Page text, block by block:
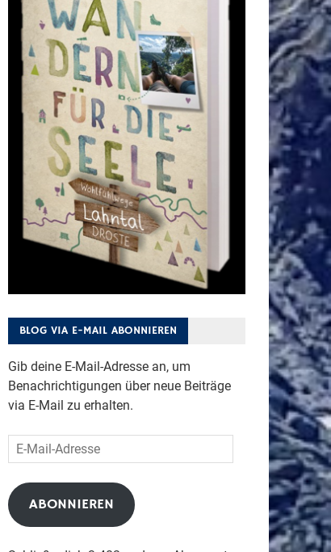
BLOG VIA E-MAIL ABONNIEREN
Gib deine E-Mail-Adresse an, um
Benachrichtigungen über neue Beiträge
via E-Mail zu erhalten.
E-
Mail-
Adresse
ABONNIEREN